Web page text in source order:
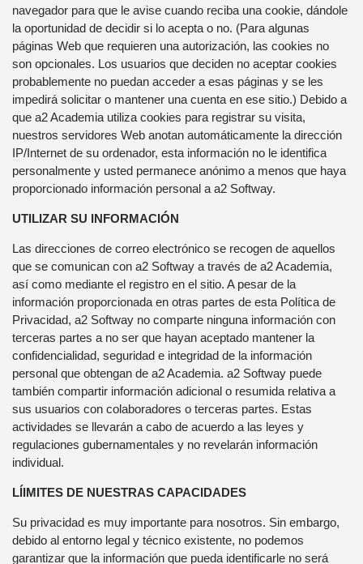
navegador para que le avise cuando reciba una cookie, dándole
la oportunidad de decidir si lo acepta o no. (Para algunas
páginas Web que requieren una autorización, las cookies no
son opcionales. Los usuarios que deciden no aceptar cookies
probablemente no puedan acceder a esas páginas y se les
impedirá solicitar o mantener una cuenta en ese sitio.) Debido a
que a2 Academia utiliza cookies para registrar su visita,
nuestros servidores Web anotan automáticamente la dirección
IP/Internet de su ordenador, esta información no le identifica
personalmente y usted permanece anónimo a menos que haya
proporcionado información personal a a2 Softway.
UTILIZAR SU INFORMACIÓN
Las direcciones de correo electrónico se recogen de aquellos
que se comunican con a2 Softway a través de a2 Academia,
así como mediante el registro en el sitio. A pesar de la
información proporcionada en otras partes de esta Política de
Privacidad, a2 Softway no comparte ninguna información con
terceras partes a no ser que hayan aceptado mantener la
confidencialidad, seguridad e integridad de la información
personal que obtengan de a2 Academia. a2 Softway puede
también compartir información adicional o resumida relativa a
sus usuarios con colaboradores o terceras partes. Estas
actividades se llevarán a cabo de acuerdo a las leyes y
regulaciones gubernamentales y no revelarán información
individual.
LÍIMITES DE NUESTRAS CAPACIDADES
Su privacidad es muy importante para nosotros. Sin embargo,
debido al entorno legal y técnico existente, no podemos
garantizar que la información que pueda identificarle no será